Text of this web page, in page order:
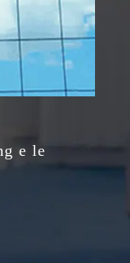
Goods 2024